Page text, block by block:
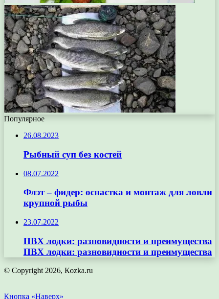
Популярное
26.08.2023
Рыбный суп без костей
08.07.2022
Флэт – фидер: оснастка и монтаж для ловли
крупной рыбы
23.07.2022
ПВХ лодки: разновидности и преимущества
ПВХ лодки: разновидности и преимущества
© Copyright 2026, Кozka.ru
Кнопка «Наверх»